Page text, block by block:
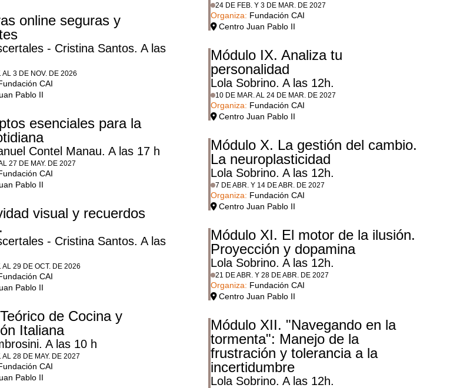
online seguras y
- Cristina Santos. A las
AL 3 DE NOV. DE 2026
CAI
Pablo II
esenciales para la
Contel Manau. A las 17 h
27 DE MAY. DE 2027
CAI
Pablo II
visual y recuerdos
- Cristina Santos. A las
AL 29 DE OCT. DE 2026
CAI
Pablo II
de Cocina y
Italiana
A las 10 h
AL 28 DE MAY. DE 2027
CAI
Pablo II
24 DE FEB. Y 3 DE MAR. DE 2027
Organiza: Fundación CAI
Centro Juan Pablo II
Módulo IX. Analiza tu
personalidad
Lola Sobrino. A las 12h.
10 DE MAR. AL 24 DE MAR. DE 2027
Organiza: Fundación CAI
Centro Juan Pablo II
Módulo X. La gestión del cambio.
La neuroplasticidad
Lola Sobrino. A las 12h.
7 DE ABR. Y 14 DE ABR. DE 2027
Organiza: Fundación CAI
Centro Juan Pablo II
Módulo XI. El motor de la ilusión.
Proyección y dopamina
Lola Sobrino. A las 12h.
21 DE ABR. Y 28 DE ABR. DE 2027
Organiza: Fundación CAI
Centro Juan Pablo II
Módulo XII. "Navegando en la
tormenta": Manejo de la
frustración y tolerancia a la
incertidumbre
Lola Sobrino. A las 12h.